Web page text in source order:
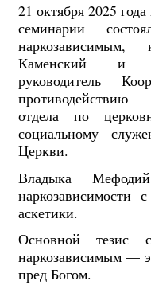
21 октября 2025
семинарии
Каменский и
руководитель
противодействию
отдела по
социальному
Церкви.
Владыка
наркозависимости
аскетики.
Основной тезис
наркозависимым —
пред Богом.